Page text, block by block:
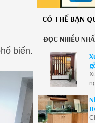
biến.
CÓ THỂ BẠN
ĐỌC NHIỀU